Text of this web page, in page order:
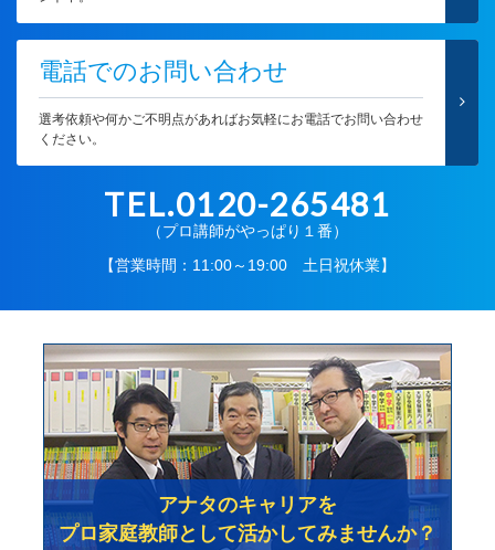
電話でのお問い合わせ
選考依頼や何かご不明点があればお気軽にお電話でお問い合わせ
ください。
TEL.0120-265481
（プロ講師がやっぱり１番）
【営業時間：11:00～19:00 土日祝休業】
アナタのキャリアを
プロ家庭教師として活かしてみませんか？